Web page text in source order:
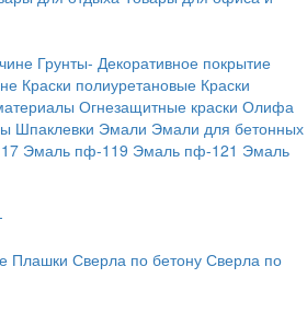
Грунты- Декоративное покрытие
Краски полиуретановые Краски
Огнезащитные краски Олифа
Шпаклевки Эмали Эмали для бетонных
Эмаль пф-119 Эмаль пф-121 Эмаль
Плашки Сверла по бетону Сверла по